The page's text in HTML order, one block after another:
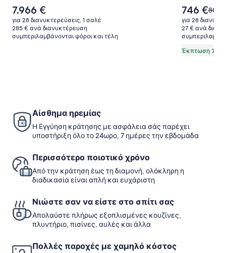
κατάλυμα
dar
toumana
Η
τιμή
είναι
7.966 €
7.966 €
για 28 διανυκτερεύσεις, 1 σαλέ
285 € ανά διανυκτέρευση
συμπεριλαμβάνονται φόροι και τέλη
δίπλα
στη
Έκπτωση 7%
Η
τιμή
είναι
746 €
746 €Η
τιμή
ήταν
807
807 €
για 28
27 € ανά
Αίσθημα ηρεμίας
Η Εγγύηση κράτησης με ασφάλεια σάς παρέχει
υποστήριξη όλο το 24ωρο, 7 ημέρες την εβδομάδα
Περισσότερο ποιοτικό χρόνο
Από την κράτηση έως τη διαμονή, ολόκληρη η
διαδικασία είναι απλή και ευχάριστη
Νιώστε σαν να είστε στο σπίτι σας
Απολαύστε πλήρως εξοπλισμένες κουζίνες,
πλυντήριο, πισίνες, αυλές και άλλα
Πολλές παροχές με χαμηλό κόστος